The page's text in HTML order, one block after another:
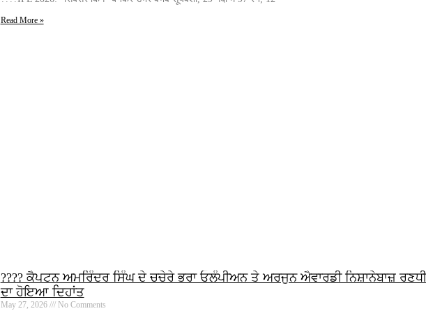
Read More »
???? ਕੈਪਟਨ ਅਮਰਿੰਦਰ ਸਿੰਘ ਦੇ ਚਚੇਰੇ ਭਰਾ ਓਲੰਪੀਅਨ ਤੇ ਅਰਜੁਨ ਐਵਾਰਡੀ ਨਿਸ਼ਾਨੇਬਾਜ਼
ਦਾ ਹੋਇਆ ਦਿਹਾਂਤ
May 27, 2026 No Comments